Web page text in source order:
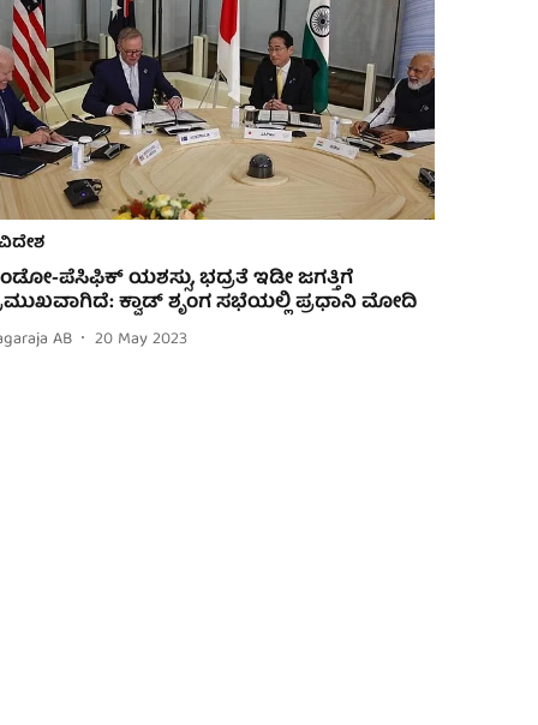
ಪೆಸಿಫಿಕ್‌ ಯಶಸ್ಸು, ಭದ್ರತೆ ಇಡೀ ಜಗತ್ತಿಗೆ
ಕ್ವಾಡ್ ಶೃಂಗ ಸಭೆಯಲ್ಲಿ ಪ್ರಧಾನಿ ಮೋದಿ
AB 20 May 2023